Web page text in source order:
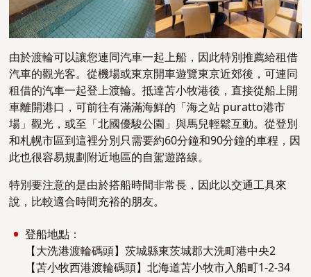
由於渡輪可以讓您連同汽車一起上船，因此特別推薦給租借
汽車的觀光客。從機場或東京開車遊覽東京近郊後，可連同
租借的汽車一起登上渡輪。抵達苫小牧港後，直接從船上開
車離開港口，可前往有滿滿海鮮的「海之站 puratto港市
場」觀光，或至「北國優駿公園」與馬兒輕鬆互動。從登別
和札幌市區到這裡分別只需要約60分鐘和90分鐘的車程，因
此也很容易規劃附近地區的自駕遊路線。
特別要注意的是由於搭船時間非常長，因此以交通工具來
說，比較適合時間充裕的朋友。
登船地點：
【大洗港渡輪碼頭】茨城縣東茨城郡大洗町港中央2
【苫小牧西港渡輪碼頭】北海道苫小牧市入船町1‐2‐34